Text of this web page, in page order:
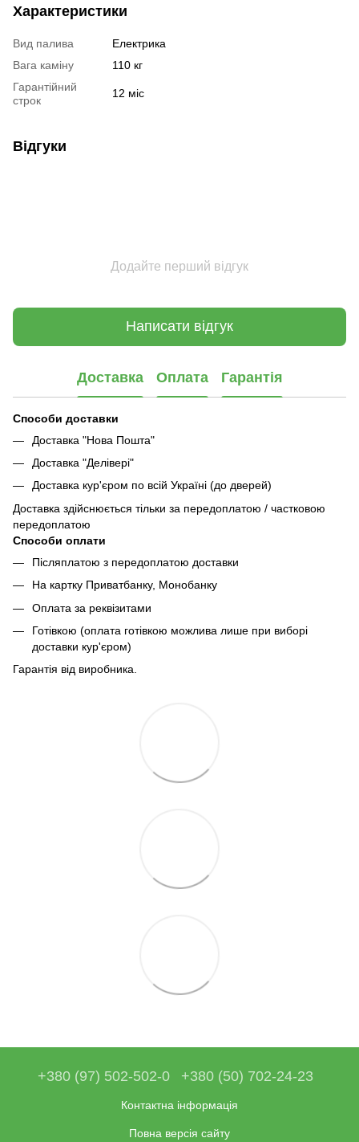
Характеристики
Вид палива
Електрика
Вага каміну
110 кг
Гарантійний
строк
12 міс
Відгуки
Додайте перший відгук
Написати відгук
Доставка Оплата Гарантія
Способи доставки
Доставка "Нова Пошта"
Доставка "Делівері"
Доставка кур'єром по всій Україні (до дверей)
Доставка здійснюється тільки за передоплатою / частковою
передоплатою
Способи оплати
Післяплатою з передоплатою доставки
На картку Приватбанку, Монобанку
Оплата за реквізитами
Готівкою (оплата готівкою можлива лише при виборі
доставки кур'єром)
Гарантія від виробника.
+380 (97) 502-502-0 +380 (50) 702-24-23
Контактна інформація
Повна версія сайту